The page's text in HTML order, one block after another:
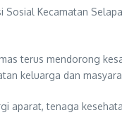
Kecamatan
terus mendorong
keluarga dan
aparat, tenaga